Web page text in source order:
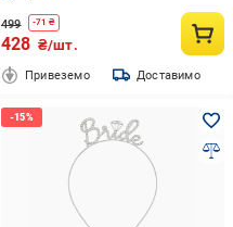
499 -71 ₴
428 ₴/шт.
Привеземо Доставимо